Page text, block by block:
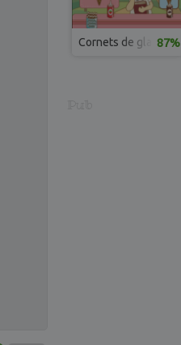
Cornets de glaces87%